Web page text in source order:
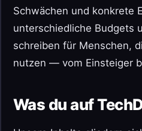
Schwächen und konkrete
unterschiedliche Budgets
schreiben für Menschen,
nutzen — vom Einsteiger
Was du auf